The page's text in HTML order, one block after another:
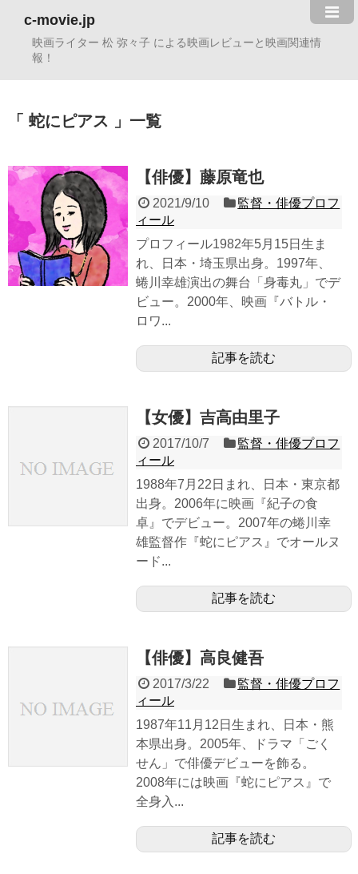
c-movie.jp
映画ライター 松 弥々子 による映画レビューと映画関連情
報！
蛇にピアス 一覧
【俳優】藤原竜也
2021/9/10
監督・俳優プロフ
ィール
プロフィール1982年5月15日生ま
れ、日本・埼玉県出身。1997年、
蜷川幸雄演出の舞台「身毒丸」でデ
ビュー。2000年、映画『バトル・
ロワ...
記事を読む
【女優】吉高由里子
2017/10/7
監督・俳優プロフ
ィール
1988年7月22日まれ、日本・東京都
出身。2006年に映画『紀子の食
卓』でデビュー。2007年の蜷川幸
雄監督作『蛇にピアス』でオールヌ
ード...
記事を読む
【俳優】高良健吾
2017/3/22
監督・俳優プロフ
ィール
1987年11月12日生まれ、日本・熊
本県出身。2005年、ドラマ「ごく
せん」で俳優デビューを飾る。
2008年には映画『蛇にピアス』で
全身入...
記事を読む